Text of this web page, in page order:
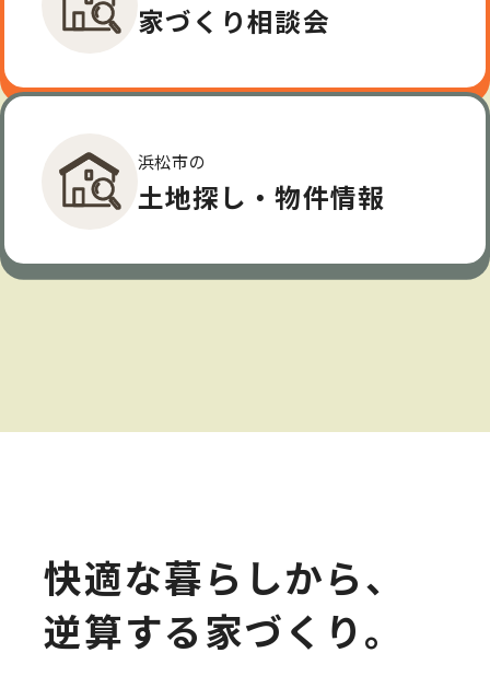
家づくり相談会
浜松市の
土地探し・物件情報
快適な暮らしから、
逆算する家づくり。